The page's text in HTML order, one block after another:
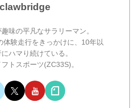
clawbridge
味の平凡なサラリーマン。
体験走行をきっかけに、10年以
ハマり続けている。
トスポーツ(ZC33S)。